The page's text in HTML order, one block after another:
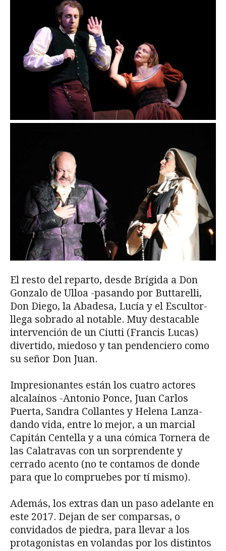
El resto del reparto, desde Brígida a Don
Gonzalo de Ulloa -pasando por Buttarelli,
Don Diego, la Abadesa, Lucía y el Escultor-
llega sobrado al notable. Muy destacable
intervención de un Ciutti (Francis Lucas)
divertido, miedoso y tan pendenciero como
su señor Don Juan.
Impresionantes están los cuatro actores
alcalaínos -Antonio Ponce, Juan Carlos
Puerta, Sandra Collantes y Helena Lanza-
dando vida, entre lo mejor, a un marcial
Capitán Centella y a una cómica Tornera de
las Calatravas con un sorprendente y
cerrado acento (no te contamos de donde
para que lo compruebes por tí mismo).
Además, los extras dan un paso adelante en
este 2017. Dejan de ser comparsas, o
convidados de piedra, para llevar a los
protagonistas en volandas por los distintos